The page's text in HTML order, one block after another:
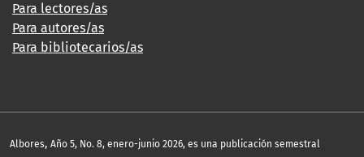
Para lectores/as
Para autores/as
Para bibliotecarios/as
Albores, Año 5, No. 8, enero-junio 2026, es una publicación semestral